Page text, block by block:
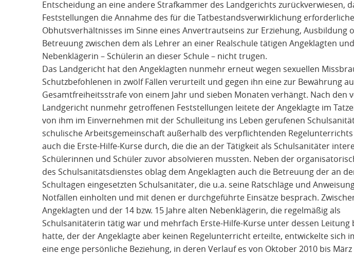
Entscheidung an eine andere Strafkammer des Landgerichts zurückverwiesen,
Feststellungen die Annahme des für die Tatbestandsverwirklichung
Obhutsverhältnisses im Sinne eines Anvertrautseins zur Erziehung, Ausbildung
Betreuung zwischen dem als Lehrer an einer Realschule tätigen Angeklagten
Nebenklägerin – Schülerin an dieser Schule – nicht trugen.
Das Landgericht hat den Angeklagten nunmehr erneut wegen sexuellen
Schutzbefohlenen in zwölf Fällen verurteilt und gegen ihn eine zur Bewährung
Gesamtfreiheitsstrafe von einem Jahr und sieben Monaten verhängt. Nach den
Landgericht nunmehr getroffenen Feststellungen leitete der Angeklagte im
von ihm im Einvernehmen mit der Schulleitung ins Leben gerufenen
schulische Arbeitsgemeinschaft außerhalb des verpflichtenden
auch die Erste-Hilfe-Kurse durch, die die an der Tätigkeit als Schulsanitäter
Schülerinnen und Schüler zuvor absolvieren mussten. Neben der
des Schulsanitätsdienstes oblag dem Angeklagten auch die Betreuung der an
Schultagen eingesetzten Schulsanitäter, die u.a. seine Ratschläge und
Notfällen einholten und mit denen er durchgeführte Einsätze besprach.
Angeklagten und der 14 bzw. 15 Jahre alten Nebenklägerin, die regelmäßig als
Schulsanitäterin tätig war und mehrfach Erste-Hilfe-Kurse unter dessen Leitung
hatte, der der Angeklagte aber keinen Regelunterricht erteilte, entwickelte sich
eine enge persönliche Beziehung, in deren Verlauf es von Oktober 2010 bis März